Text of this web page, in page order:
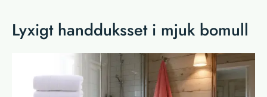
Lyxigt handduksset i mjuk bomull